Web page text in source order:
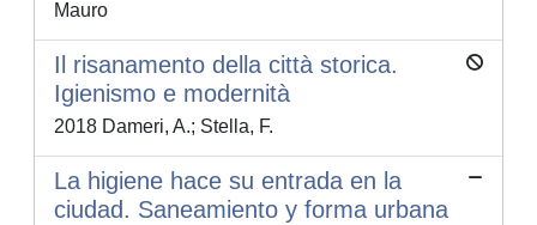
Mauro
Il risanamento della città storica.
Igienismo e modernità
2018 Dameri, A.; Stella, F.
La higiene hace su entrada en la
ciudad. Saneamiento y forma urbana